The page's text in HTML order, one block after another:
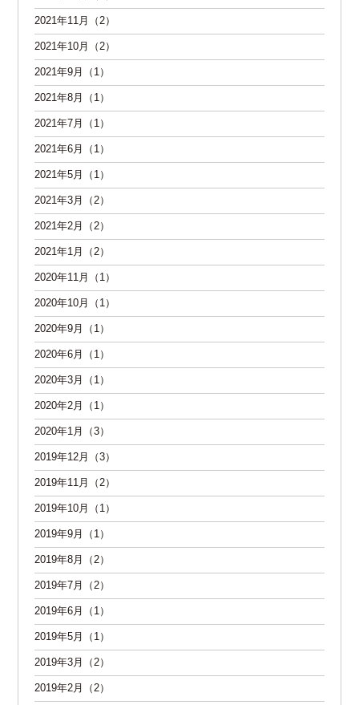
2021年11月（2）
2021年10月（2）
2021年9月（1）
2021年8月（1）
2021年7月（1）
2021年6月（1）
2021年5月（1）
2021年3月（2）
2021年2月（2）
2021年1月（2）
2020年11月（1）
2020年10月（1）
2020年9月（1）
2020年6月（1）
2020年3月（1）
2020年2月（1）
2020年1月（3）
2019年12月（3）
2019年11月（2）
2019年10月（1）
2019年9月（1）
2019年8月（2）
2019年7月（2）
2019年6月（1）
2019年5月（1）
2019年3月（2）
2019年2月（2）